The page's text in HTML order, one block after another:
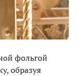
фольгой
образуя